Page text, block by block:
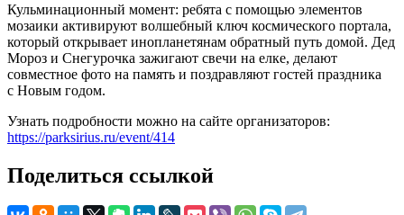
Кульминационный момент: ребята с помощью элементов
мозаики активируют волшебный ключ космического портала,
который открывает инопланетянам обратный путь домой. Дед
Мороз и Снегурочка зажигают свечи на елке, делают
совместное фото на память и поздравляют гостей праздника
с Новым годом.
Узнать подробности можно на сайте организаторов:
https://parksirius.ru/event/414
Поделиться ссылкой